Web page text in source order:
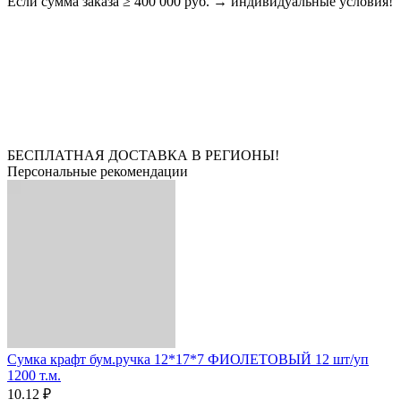
БЕСПЛАТНАЯ ДОСТАВКА В РЕГИОНЫ!
Персональные рекомендации
Сумка крафт бум.ручка 12*17*7 ФИОЛЕТОВЫЙ 12 шт/уп
1200 т.м.
10.12 ₽